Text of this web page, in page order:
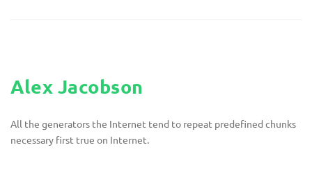
Alex Jacobson
All the generators the Internet tend to repeat predefined chunks
necessary first true on Internet.